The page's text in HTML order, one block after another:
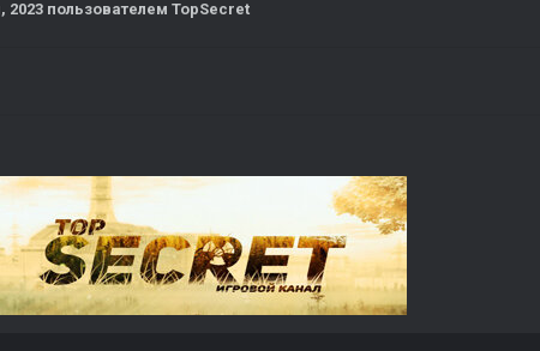
2023 пользователем TopSecret